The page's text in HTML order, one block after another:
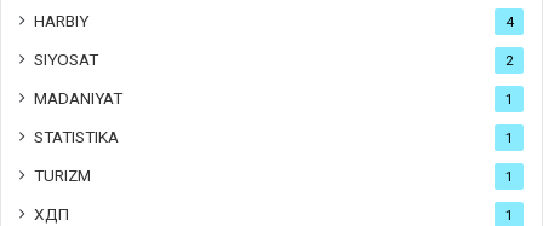
HARBIY 4
SIYOSAT 2
MADANIYAT 1
STATISTIKA 1
TURIZM 1
ХДП 1